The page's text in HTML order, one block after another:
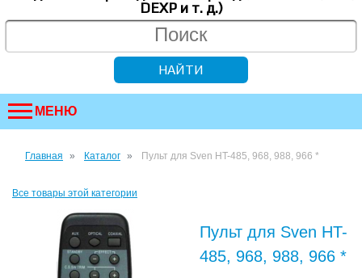
DEXP и т. д.)
МЕНЮ
Главная Каталог Пульт для Sven HT-485, 968, 988, 966 *
Все товары этой категории
Пульт для Sven HT-
485, 968, 988, 966 *